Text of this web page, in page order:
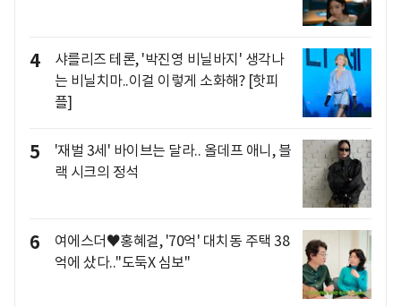
4
샤를리즈 테론, '박진영 비닐바지' 생각나
는 비닐치마..이걸 이렇게 소화해? [핫피
플]
5
'재벌 3세' 바이브는 달라.. 올데프 애니, 블
랙 시크의 정석
6
여에스더♥홍혜걸, '70억' 대치동 주택 38
억에 샀다.."도둑X 심보"